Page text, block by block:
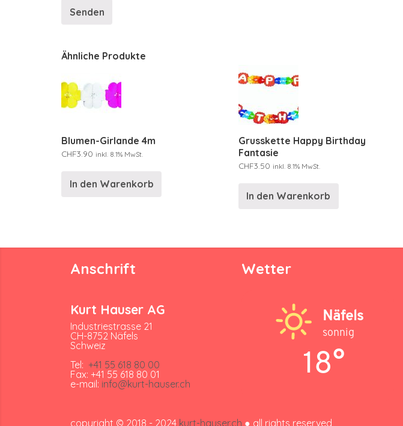
Ähnliche Produkte
Blumen-Girlande 4m
CHF3.90 inkl. 8.1% MwSt.
In den Warenkorb
Grusskette Happy Birthday
Fantasie
CHF3.50 inkl. 8.1% MwSt.
In den Warenkorb
Anschrift
Kurt Hauser AG
Industriestrasse 21
CH-8752 Näfels
Schweiz
Tel: +41 55 618 80 00
Fax: +41 55 618 80 01
e-mail: info@kurt-hauser.ch
Wetter
Näfels
sonnig
18°
copyright © 2018 - 2024 kurt-hauser.ch ● all rights reserved